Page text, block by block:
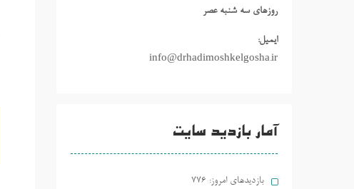
روزهاي سه شنبه عصر
ایمیل:
info@drhadimoshkelgosha.ir
آمار بازدید سایت
بازدیدهای امروز: 776